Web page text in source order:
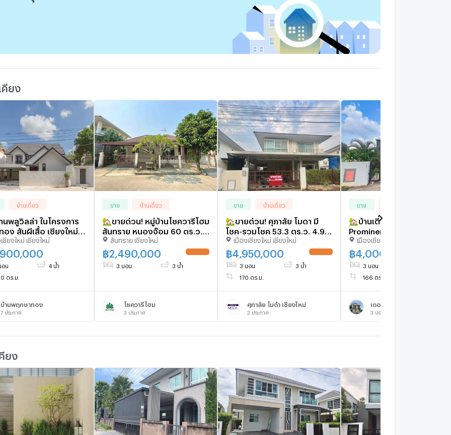
เดินประมาณ 13 นาที
คียง
บ้านเดี่ยว
นพลูวิลล่า ในโครงการ
อง สันผีเสื้อ เชียงใหม่
ชียงใหม่ เชียงใหม่
อน 4 น้ำ
ตร.ม.
บ้านพฤกษาทอง
7 ประกาศ
ขาย บ้านเดี่ยว
🏡ขายด่วน! หมู่บ้านโชควารีโฮม
สันทราย หนองจ๊อม 60 ตร.ว.
2.49 ลบ. 📞063-6649056
สันทราย เชียงใหม่
฿2,490,000
3 นอน 3 น้ำ
โชควารีโฮม
3 ประกาศ
ขาย บ้านเดี่ยว
🏡ขายด่วน! ศุภาลัย โมดา มี
โชค-รวมโชค 53.3 ตร.ว. 4.95
ลบ. 📞063-6649056
เมืองเชียงใหม่ เชียงใหม่
฿ 4,950,000
3 นอน 3 น้ำ
170 ตร.ม.
ศุภาลัย โมด้า เชียงใหม่
2 ประกาศ
ขาย
🏡บ้านเดี่ยวในโครงการ The
Prominence Proud ทำเลดี
ใกล้สี่แยกรวมโชค เดินทาง
สะดวก
เมืองเชียงใหม่ เชียงใหม่
฿ 4,000,000
3 นอน
166 ตร.ม.
เดอะพรอมิเน้นซ์ พราวด์
3 ประกาศ
ยง